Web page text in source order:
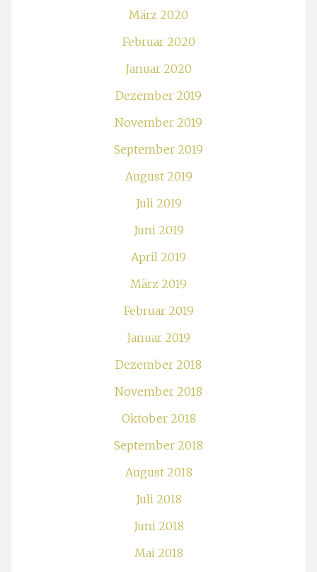
März 2020
Februar 2020
Januar 2020
Dezember 2019
November 2019
September 2019
August 2019
Juli 2019
Juni 2019
April 2019
März 2019
Februar 2019
Januar 2019
Dezember 2018
November 2018
Oktober 2018
September 2018
August 2018
Juli 2018
Juni 2018
Mai 2018